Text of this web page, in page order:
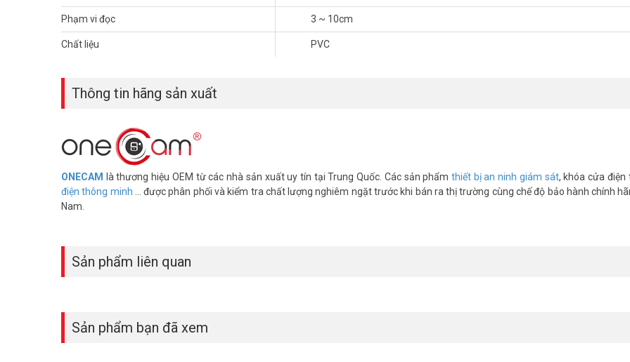
Phạm vi đọc 3 ~ 10cm
Chất liệu PVC
Thông tin hãng sản xuất
ONECAM là thương hiệu OEM từ các nhà sản xuất uy tín tại Trung Quốc. Các sản phẩmthiết bị an ninh giám sát, khóa cửa
điện thông minh ... được phân phối và kiểm tra chất lượng nghiêm ngặt trước khi bán ra thị trường cùng chế độ bảo hành chính
Nam.
Sản phẩm liên quan
Sản phẩm bạn đã xem